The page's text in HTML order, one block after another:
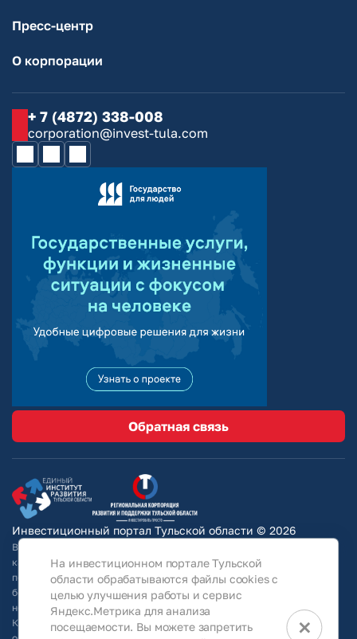
Пресс-центр
О корпорации
+ 7 (4872) 338-008
corporation@invest-tula.com
Обратная связь
Инвестиционный портал Тульской области © 2026
Вся информация на сайте носит ознакомительный характер и ни при
каких условиях не является публичной офертой, определяемой
положениями Статьи 437 Гражданского кодекса РФ. Для получения
более подробной информации и окончательных условий следует
непосредственно (уточнять у собственников/ обращаться в АО
КРТО).Используя информацию, указанную на сайте, Общество
×
На инвестиционном портале Тульской
области обрабатываются файлы cookies с
целью улучшения работы и сервис
Яндекс.Метрика для анализа
посещаемости. Вы можете запретить